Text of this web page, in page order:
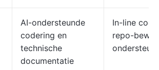
AI-ondersteunde
codering en
technische
documentatie
In-line
repo-